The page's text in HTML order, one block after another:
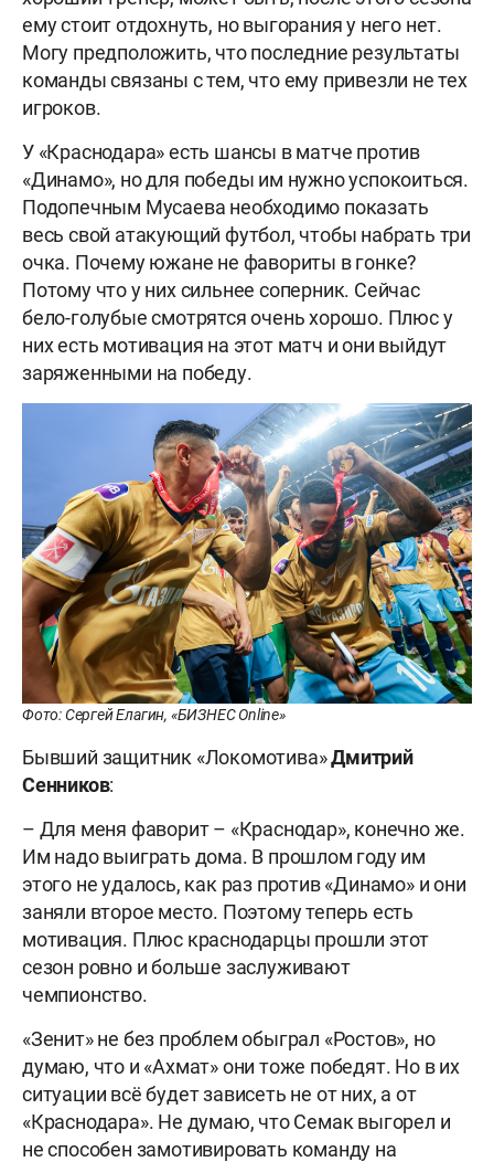
ему стоит отдохнуть, но выгорания у него нет.
Могу предположить, что последние результаты
команды связаны с тем, что ему привезли не тех
игроков.
У «Краснодара» есть шансы в матче против
«Динамо», но для победы им нужно успокоиться.
Подопечным Мусаева необходимо показать
весь свой атакующий футбол, чтобы набрать три
очка. Почему южане не фавориты в гонке?
Потому что у них сильнее соперник. Сейчас
бело-голубые смотрятся очень хорошо. Плюс у
них есть мотивация на этот матч и они выйдут
заряженными на победу.
Фото: Сергей Елагин, «БИЗНЕС Online»
Бывший защитник «Локомотива»Дмитрий
Сенников:
– Для меня фаворит – «Краснодар», конечно же.
Им надо выиграть дома. В прошлом году им
этого не удалось, как раз против «Динамо» и они
заняли второе место. Поэтому теперь есть
мотивация. Плюс краснодарцы прошли этот
сезон ровно и больше заслуживают
чемпионство.
«Зенит» не без проблем обыграл «Ростов», но
думаю, что и «Ахмат» они тоже победят. Но в их
ситуации всё будет зависеть не от них, а от
«Краснодара». Не думаю, что Семак выгорел и
не способен замотивировать команду на